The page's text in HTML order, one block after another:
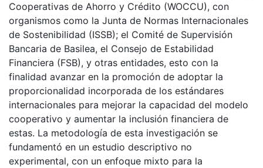
Cooperativas de Ahorro y Crédito (WOCCU), con
organismos como la Junta de Normas Internacionales
de Sostenibilidad (ISSB); el Comité de Supervisión
Bancaria de Basilea, el Consejo de Estabilidad
Financiera (FSB), y otras entidades, esto con la
finalidad avanzar en la promoción de adoptar la
proporcionalidad incorporada de los estándares
internacionales para mejorar la capacidad del modelo
cooperativo y aumentar la inclusión financiera de
estas. La metodología de esta investigación se
fundamentó en un estudio descriptivo no
experimental, con un enfoque mixto para la